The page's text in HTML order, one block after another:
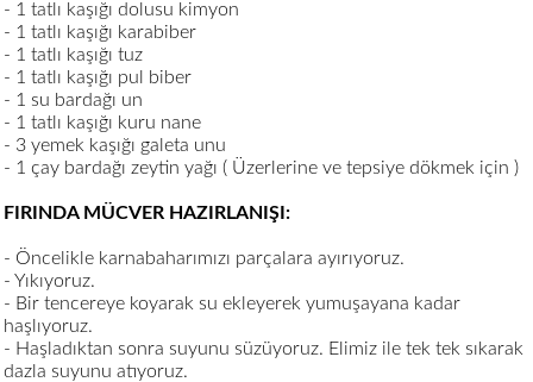
- 1 tatlı kaşığı dolusu kimyon
- 1 tatlı kaşığı karabiber
- 1 tatlı kaşığı tuz
- 1 tatlı kaşığı pul biber
- 1 su bardağı un
- 1 tatlı kaşığı kuru nane
- 3 yemek kaşığı galeta unu
- 1 çay bardağı zeytin yağı ( Üzerlerine ve tepsiye dökmek için )
FIRINDA MÜCVER HAZIRLANIŞI:
- Öncelikle karnabaharımızı parçalara ayırıyoruz.
- Yıkıyoruz.
- Bir tencereye koyarak su ekleyerek yumuşayana kadar
haşlıyoruz.
- Haşladıktan sonra suyunu süzüyoruz. Elimiz ile tek tek sıkarak
dazla suyunu atıyoruz.